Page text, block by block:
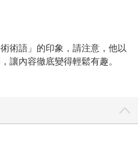
術語」的印象，請注意，他以
讓內容徹底變得輕鬆有趣。